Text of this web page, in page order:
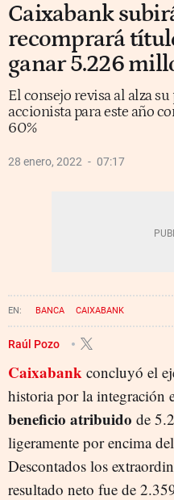
Caixabank
recomprará
ganar 5.226
El consejo revisa al alza
accionista para este año
60%
28 enero, 2022 07:17
BANCA CAIXABANK
Raúl Pozo
Caixabank concluyó el
historia por la integración
beneficio atribuido de
ligeramente por encima
Descontados los
resultado neto fue de